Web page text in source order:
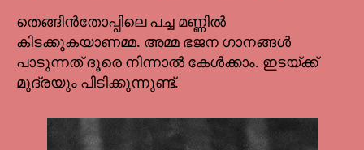
തെങ്ങിൻതോപ്പിലെ പച്ച മണ്ണിൽ
കിടക്കുകയാണമ്മ. അമ്മ ഭജന ഗാനങ്ങൾ
പാടുന്നത് ദൂരെ നിന്നാൽ കേൾക്കാം. ഇടയ്ക്ക്
മുദ്രയും പിടിക്കുന്നുണ്ട്.